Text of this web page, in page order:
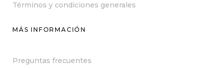
Términos y condiciones generales
MÁS INFORMACIÓN
Preguntas frecuentes